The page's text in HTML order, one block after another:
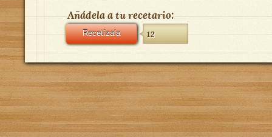
Añádela a tu recetario:
Recetízala 12